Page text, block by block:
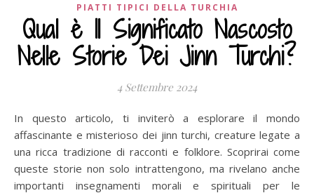
PIATTI TIPICI DELLA TURCHIA
Qual è Il Significato Nascosto
Nelle Storie Dei Jinn Turchi?
4 Settembre 2024
In questo articolo, ti inviterò a esplorare il mondo
affascinante e misterioso dei jinn turchi, creature legate a
una ricca tradizione di racconti e folklore. Scoprirai come
queste storie non solo intrattengono, ma rivelano anche
importanti insegnamenti morali e spirituali per le